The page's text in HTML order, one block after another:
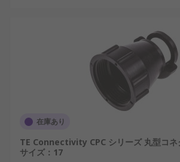
在庫あり
TE Connectivity CPC シリーズ 丸型コネ
サイズ：17